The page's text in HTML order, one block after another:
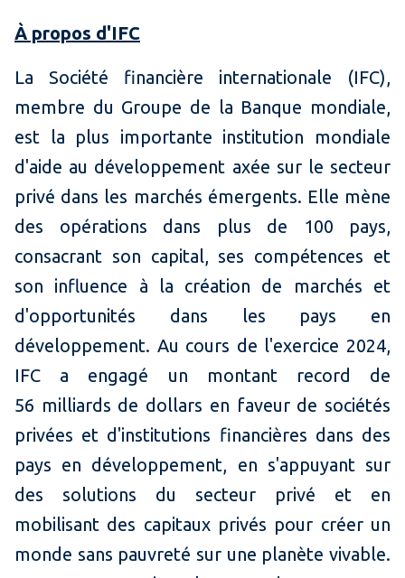
À propos d'IFC
La Société financière internationale (IFC),
membre du Groupe de la Banque mondiale,
est la plus importante institution mondiale
d'aide au développement axée sur le secteur
privé dans les marchés émergents. Elle mène
des opérations dans plus de 100 pays,
consacrant son capital, ses compétences et
son influence à la création de marchés et
d'opportunités dans les pays en
développement. Au cours de l'exercice 2024,
IFC a engagé un montant record de
56 milliards de dollars en faveur de sociétés
privées et d'institutions financières dans des
pays en développement, en s'appuyant sur
des solutions du secteur privé et en
mobilisant des capitaux privés pour créer un
monde sans pauvreté sur une planète vivable.